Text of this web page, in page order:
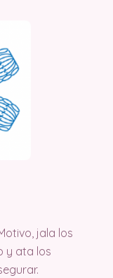
jala los
y ata los